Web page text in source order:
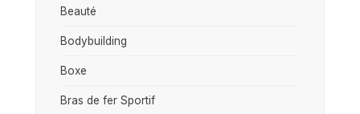
Beauté
Bodybuilding
Boxe
Bras de fer Sportif